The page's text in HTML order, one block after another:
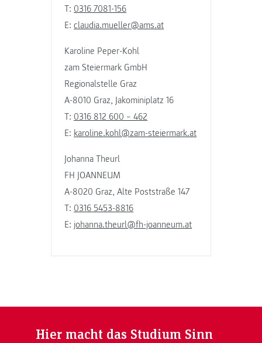
T: 0316 7081-156
E:claudia.mueller@ams.at
Karoline Peper-Kohl
zam Steiermark GmbH
Regionalstelle Graz
A-8010 Graz, Jakominiplatz 16
T: 0316 812 600 – 462
E: karoline.kohl@zam-steiermark.at
Johanna Theurl
FH JOANNEUM
A-8020 Graz, Alte Poststraße 147
T: 0316 5453-8816
E: johanna.theurl@fh-joanneum.at
Hier macht das Studium Sinn